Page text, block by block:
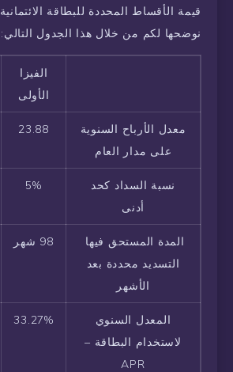
قيمة الأقساط المحددة للبطاقة الائتمانية
نوضحها لكم من خلال هذا الجدول التالي:
الفيزا
الأولى
معدل الأرباح السنوية
على مدار العام
23.88
نسبة السداد كحد
أدنى
5%
المدة المستحق فيها
التسديد محددة بعد
الأشهر
98 شهر
المعدل السنوي
لاستخدام البطاقة –
APR
33.27%